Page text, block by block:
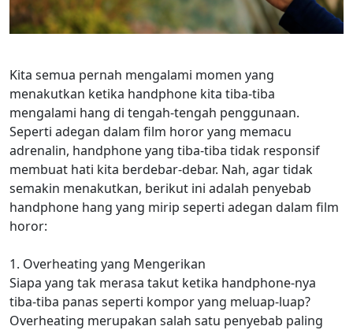
Kita semua pernah mengalami momen yang
menakutkan ketika handphone kita tiba-tiba
mengalami hang di tengah-tengah penggunaan.
Seperti adegan dalam film horor yang memacu
adrenalin, handphone yang tiba-tiba tidak responsif
membuat hati kita berdebar-debar. Nah, agar tidak
semakin menakutkan, berikut ini adalah penyebab
handphone hang yang mirip seperti adegan dalam film
horor:
1. Overheating yang Mengerikan
Siapa yang tak merasa takut ketika handphone-nya
tiba-tiba panas seperti kompor yang meluap-luap?
Overheating merupakan salah satu penyebab paling